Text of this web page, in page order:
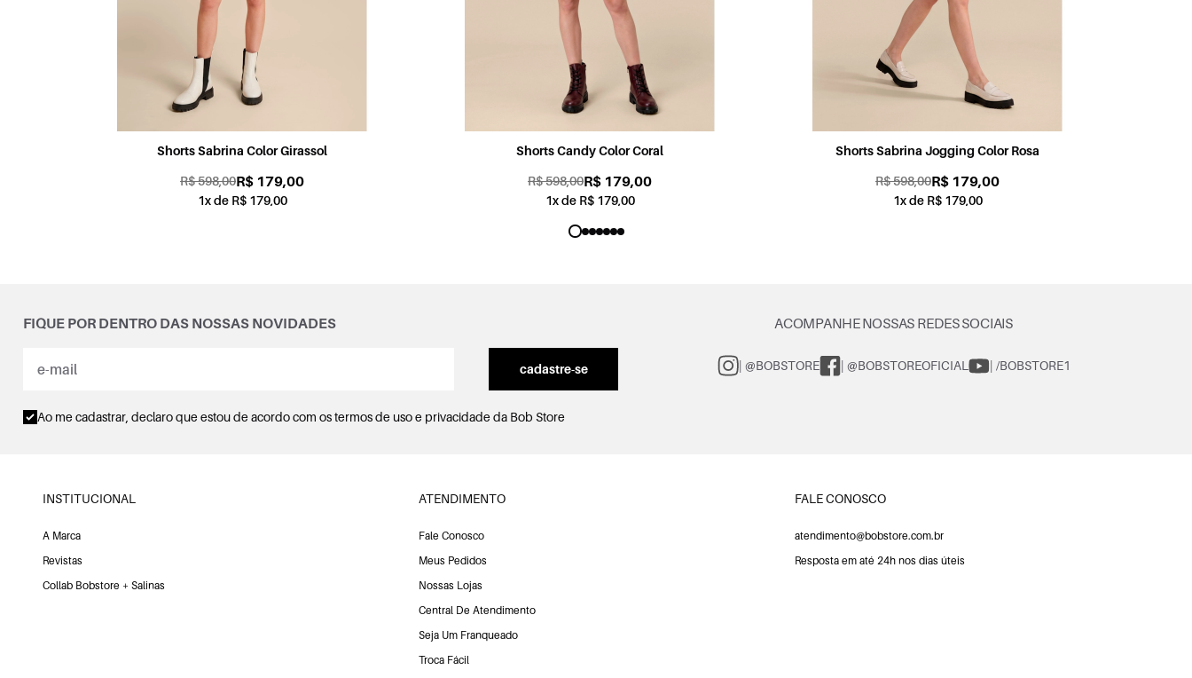
Shorts Candy Color Coral
R$ 598,00R$ 179,00
1x de R$ 179,00
Shorts Sabrina Jogging Color Rosa
R$ 598,00R$ 179,00
1x de R$ 179,00
Shorts Sabrina Jogging Color Petróleo
R$ 598,00R$ 179,00
1x de R$ 179,00
FIQUE POR DENTRO DAS NOSSAS NOVIDADES
cadastre-se
Ao me cadastrar, declaro que estou de acordo com ostermos de uso e privacidadeda Bob Store
ACOMPANHE NOSSAS REDES SOCIAIS
| @BOBSTORE | @BOBSTOREOFICIAL | /BOBSTORE1
INSTITUCIONAL
A Marca
Revistas
Collab Bobstore + Salinas
ATENDIMENTO
Fale Conosco
Meus Pedidos
Nossas Lojas
Central De Atendimento
Seja Um Franqueado
Troca Fácil
FALE CONOSCO
atendimento@bobstore.com.br
Resposta em até 24h nos dias úteis